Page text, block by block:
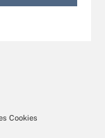
Cookies